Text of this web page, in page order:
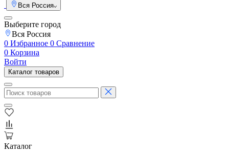
Вся Россия
Выберите город
Вся Россия
0 Избранное 0 Сравнение
0 Корзина
Войти
Каталог товаров
Каталог